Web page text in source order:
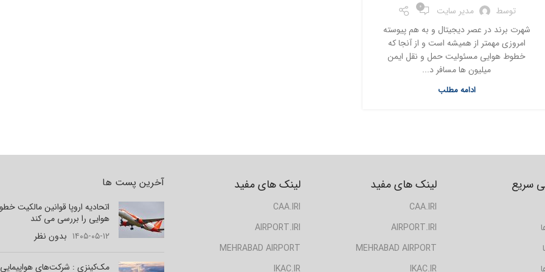
توسط مدیر سایت 0
شهرت برند در عصر دیجیتال و به هم پیوسته
امروزی مهمتر از همیشه است و از آنجا که
خطوط هوایی مسئولیت حمل و نقل ایمن
میلیون ها مسافر د...
ادامه مطلب
آخرین پست ها
اتحادیه اروپا قوانین مالکیت
هوایی را بررسی می کند
۱۴۰۵-۰۵-۱۲ بدون نظر
مک‌کینزی : شرکت‌های
لینک های مفید
CAA.IRI
AIRPORT.IRI
MEHRABAD AIRPORT
IKAC.IR
لینک های مفید
CAA.IRI
AIRPORT.IRI
MEHRABAD AIRPORT
IKAC.IR
سریع